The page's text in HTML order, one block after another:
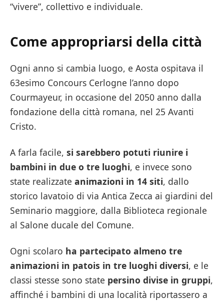
“vivere”, collettivo e individuale.
Come appropriarsi della città
Ogni anno si cambia luogo, e Aosta ospitava il
63esimo Concours Cerlogne l’anno dopo
Courmayeur, in occasione del 2050 anno dalla
fondazione della città romana, nel 25 Avanti
Cristo.
A farla facile, si sarebbero potuti riunire i
bambini in due o tre luoghi, e invece sono
state realizzate animazioni in 14 siti, dallo
storico lavatoio di via Antica Zecca ai giardini del
Seminario maggiore, dalla Biblioteca regionale
al Salone ducale del Comune.
Ogni scolaro ha partecipato almeno tre
animazioni in patois in tre luoghi diversi, e le
classi stesse sono state persino divise in gruppi,
affinché i bambini di una località riportassero a